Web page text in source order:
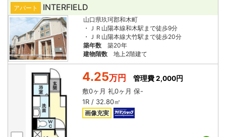
アパート INTERFIELD
山口県玖珂郡和木町
・ＪＲ山陽本線和木駅まで徒歩9分
・ＪＲ山陽本線大竹駅まで徒歩20分
築年数
築20年
建物階数
地上2階建て
4.25万円
管理費 2,000円
敷0ヶ月 礼0ヶ月 保-
1R / 32.80㎡
画像充実